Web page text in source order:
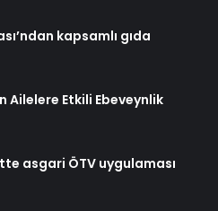
kapsamlı gıda
Ailelere Etkili Ebeveynlik
asgari ÖTV uygulaması